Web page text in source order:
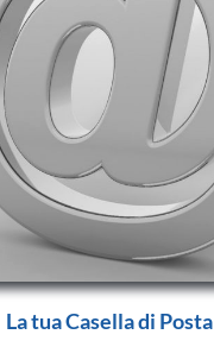
La tua Casella di Posta